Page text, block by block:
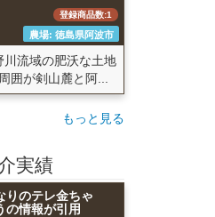
登録商品数:1
農場: 徳島県阿波市
流域の肥沃な土地
囲が剣山麓と阿...
もっと見る
実績
りのテレ金ちゃ
の情報が引用